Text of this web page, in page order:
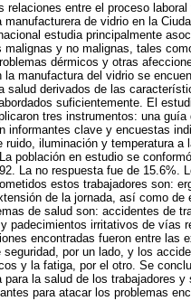
relaciones entre el proceso
manufacturera de vidrio en la
estudia principalmente
malignas y no malignas, tales
dérmicos y otras
manufactura del vidrio se
salud derivados de las
suficientemente. El
tres instrumentos: una guía
informantes clave y encuestas
ruido, iluminación y temperatura a
población en estudio se
La no respuesta fue de 15.6%.
estos trabajadores son:
de la jornada, así como de
de salud son: accidentes de
padecimientos irritativos de vías
encontradas fueron entre las
por un lado, y los
y la fatiga, por el otro. Se
la salud de los trabajadores y
para atacar los problemas